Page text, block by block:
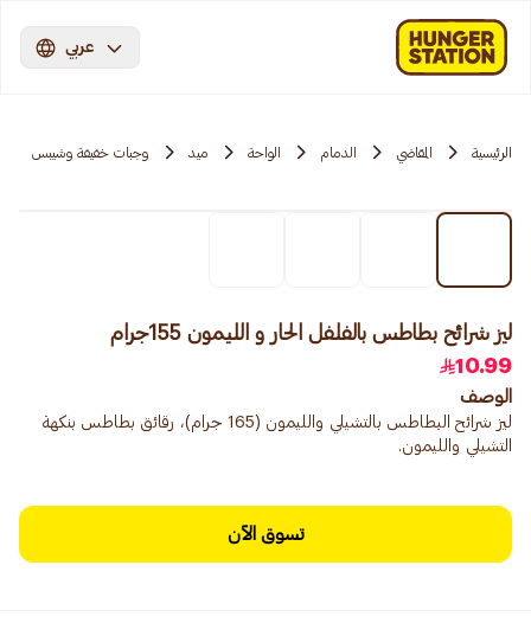
عربي
الرئيسية المقاضي الدمام الواحة ميد وجبات خفيفة وشيبس
ليز شرائح بطاطس بالفلفل الحار و الليمون 155جرام
10.99
الوصف
ليز شرائح البطاطس بالتشيلي والليمون (165 جرام)، رقائق بطاطس بنكهة
التشيلي والليمون.
تسوق الآن